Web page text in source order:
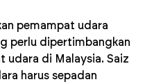
pemampat udara
perlu dipertimbangkan
udara di Malaysia. Saiz
harus sepadan